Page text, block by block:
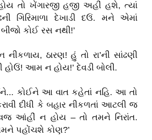
તો ખેંગારજી હજી અહીં હશે, ત્યાં
ગિરિમાળા દેખાડી દઉં. મને એમાં
કોઈ રસ નથી!’
નીકળાય, ઠારણ! હું તો રા’ની સાંઢણી
હોઉં! આમ ન હોય!’ દેવડી બોલી.
કોઈને આ વાત કહેતાં નહિ. આ તો
દીધી કે બહાર નીકળતાં આટલી જ
આંહીં ન હોય – તો તમને નિરાંત.
પહોંચશે કોણ?’